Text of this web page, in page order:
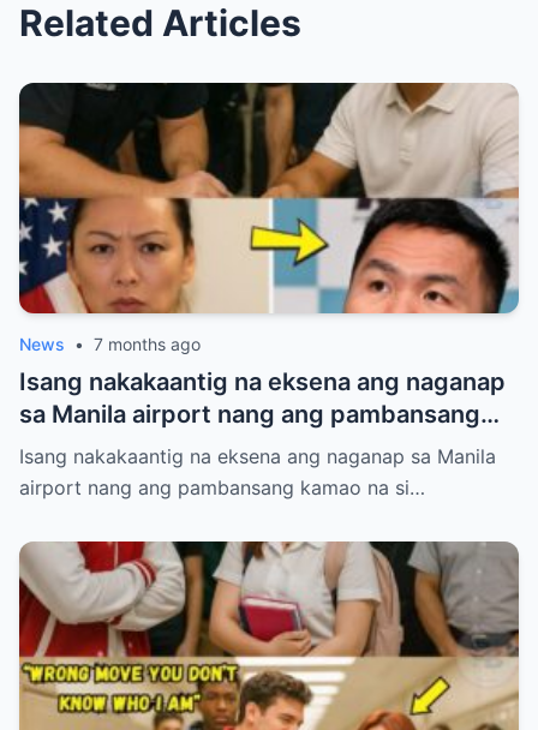
Related Articles
News • 7 months ago
Isang nakakaantig na eksena ang naganap
sa Manila airport nang ang pambansang
kamao na si Manny Pacquiao ay
paghintayin at hiyain ng mga immigration
Isang nakakaantig na eksena ang naganap sa Manila
airport nang ang pambansang kamao na si…